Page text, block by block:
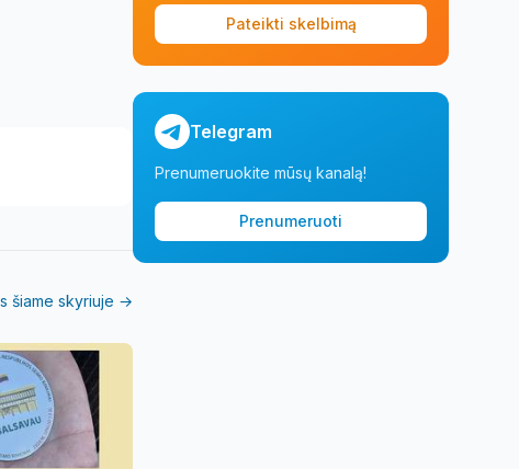
šiame skyriuje →
Pateikti skelbimą
Telegram
Prenumeruokite mūsų kanalą!
Prenumeruoti